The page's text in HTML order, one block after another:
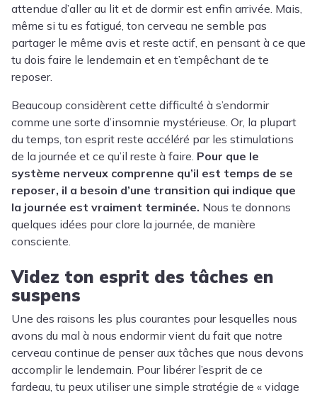
attendue d’aller au lit et de dormir est enfin arrivée. Mais,
même si tu es fatigué, ton cerveau ne semble pas
partager le même avis et reste actif, en pensant à ce que
tu dois faire le lendemain et en t’empêchant de te
reposer.
Beaucoup considèrent cette difficulté à s’endormir
comme une sorte d’insomnie mystérieuse. Or, la plupart
du temps, ton esprit reste accéléré par les stimulations
de la journée et ce qu’il reste à faire. Pour que le
système nerveux comprenne qu’il est temps de se
reposer, il a besoin d’une transition qui indique que
la journée est vraiment terminée. Nous te donnons
quelques idées pour clore la journée, de manière
consciente.
Videz ton esprit des tâches en
suspens
Une des raisons les plus courantes pour lesquelles nous
avons du mal à nous endormir vient du fait que notre
cerveau continue de penser aux tâches que nous devons
accomplir le lendemain. Pour libérer l’esprit de ce
fardeau, tu peux utiliser une simple stratégie de « vidage